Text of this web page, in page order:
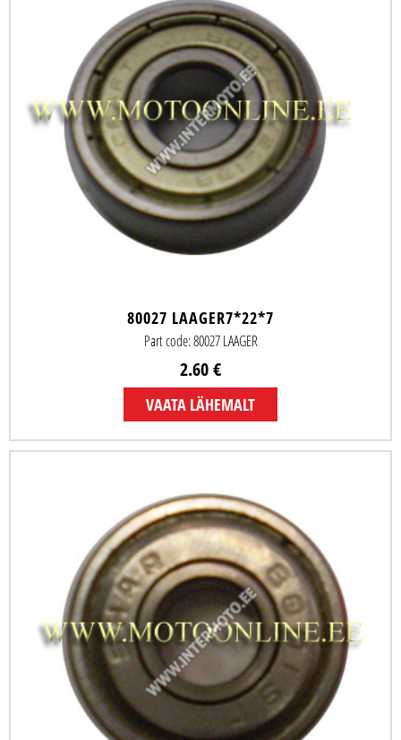
80027 LAAGER7*22*7
Part code: 80027 LAAGER
2.60 €
VAATA LÄHEMALT